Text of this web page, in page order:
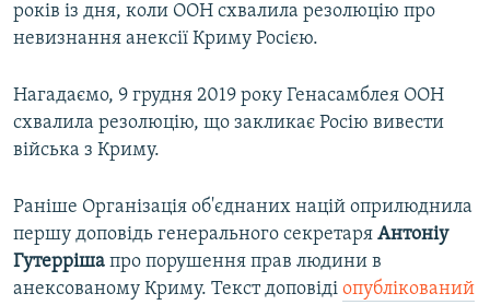
років із дня, коли ООН схвалила резолюцію про
невизнання анексії Криму Росією.
Нагадаємо, 9 грудня 2019 року Генасамблея ООН
схвалила резолюцію, що закликає Росію вивести
війська з Криму.
Раніше Організація об'єднаних націй оприлюднила
першу доповідь генерального секретаря Антоніу
Гутерріша про порушення прав людини в
анексованому Криму. Текст доповіді опублікований